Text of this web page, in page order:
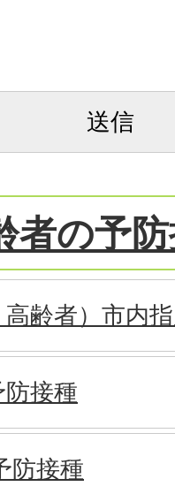
者の予
齢者）市内
接種
防接種